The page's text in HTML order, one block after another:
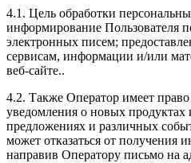
4.1. Цель обработки
информирование Пользователя
электронных писем;
сервисам, информации и/или
веб-сайте..
4.2. Также Оператор имеет
уведомления о новых продуктах
предложениях и различных
может отказаться от
направив Оператору письмо на